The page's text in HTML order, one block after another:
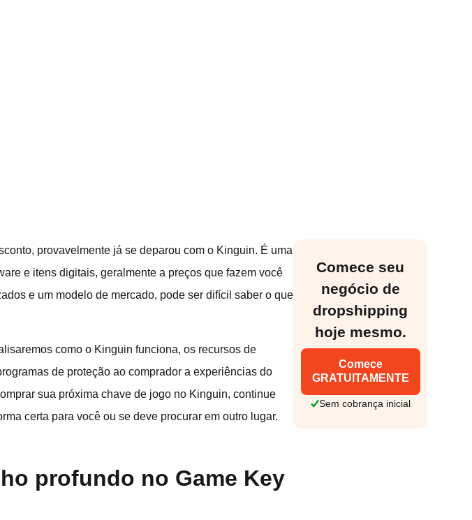
provavelmente já se deparou com o Kinguin. É uma
e itens digitais, geralmente a preços que fazem você
e um modelo de mercado, pode ser difícil saber o que
como o Kinguin funciona, os recursos de
de proteção ao comprador a experiências do
sua próxima chave de jogo no Kinguin, continue
certa para você ou se deve procurar em outro lugar.
profundo no Game Key
Comece seu
negócio de
dropshipping
hoje mesmo.
Comece
GRATUITAMENTE
Sem cobrança inicial